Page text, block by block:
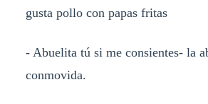
gusta pollo con papas fritas
- Abuelita tú si me consientes- la
conmovida.